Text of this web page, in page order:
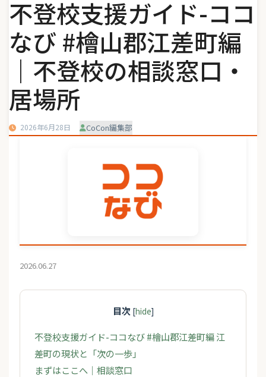
不登校支援ガイド-ココ
なび #檜山郡江差町編
｜不登校の相談窓口・
居場所
2026年6月28日 CoCon編集部
2026.06.27
目次 [hide]
不登校支援ガイド-ココなび #檜山郡江差町編 江
差町の現状と「次の一歩」
まずはここへ｜相談窓口